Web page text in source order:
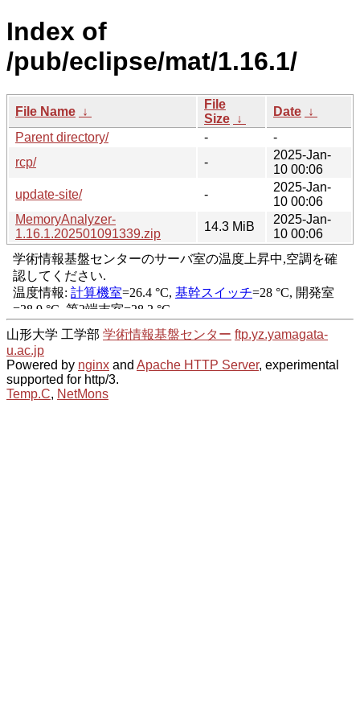
Index of
/pub/eclipse/mat/1.16.1/
File Name ↓
File
Size ↓
Date ↓
Parent directory/
-
-
rcp/
-
2025-Jan-
10 00:06
update-site/
-
2025-Jan-
10 00:06
MemoryAnalyzer-
1.16.1.202501091339.zip
14.3 MiB
2025-Jan-
10 00:06
山形大学 工学部 学術情報基盤センター ftp.yz.yamagata-
u.ac.jp
Powered by nginx and Apache HTTP Server, experimental
supported for http/3.
Temp.C, NetMons